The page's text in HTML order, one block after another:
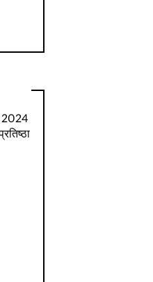
2024